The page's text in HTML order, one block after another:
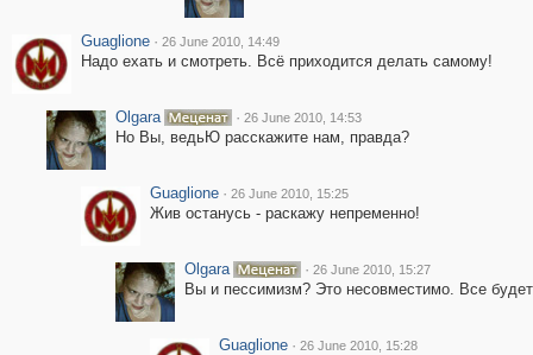
Guaglione · 26 June 2010, 14:49
Надо ехать и смотреть. Всё приходится делать самому!
Olgara · 26 June 2010, 14:53
Но Вы, ведьЮ расскажите нам, правда?
Guaglione · 26 June 2010, 15:25
Жив останусь - раскажу непременно!
Olgara · 26 June 2010, 15:27
Вы и пессимизм? Это несовместимо. Все
Guaglione · 26 June 2010, 15:28